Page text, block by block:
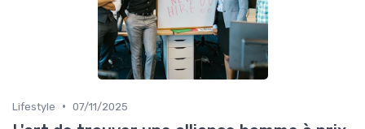
Lifestyle • 07/11/2025